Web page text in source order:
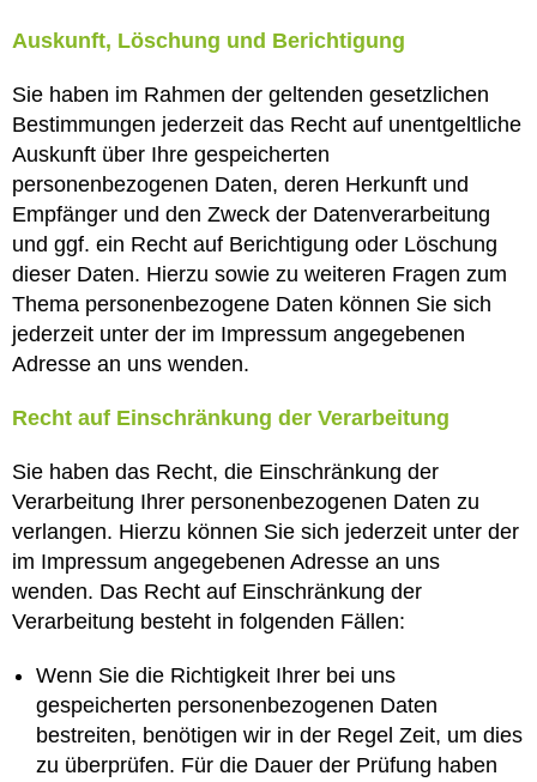
Auskunft, Löschung und Berichtigung
Sie haben im Rahmen der geltenden gesetzlichen
Bestimmungen jederzeit das Recht auf unentgeltliche
Auskunft über Ihre gespeicherten
personenbezogenen Daten, deren Herkunft und
Empfänger und den Zweck der Datenverarbeitung
und ggf. ein Recht auf Berichtigung oder Löschung
dieser Daten. Hierzu sowie zu weiteren Fragen zum
Thema personenbezogene Daten können Sie sich
jederzeit unter der im Impressum angegebenen
Adresse an uns wenden.
Recht auf Einschränkung der Verarbeitung
Sie haben das Recht, die Einschränkung der
Verarbeitung Ihrer personenbezogenen Daten zu
verlangen. Hierzu können Sie sich jederzeit unter der
im Impressum angegebenen Adresse an uns
wenden. Das Recht auf Einschränkung der
Verarbeitung besteht in folgenden Fällen:
Wenn Sie die Richtigkeit Ihrer bei uns
gespeicherten personenbezogenen Daten
bestreiten, benötigen wir in der Regel Zeit, um dies
zu überprüfen. Für die Dauer der Prüfung haben